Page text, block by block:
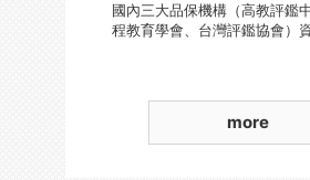
國內三大品保機構（高教評鑑
程教育學會、台灣評鑑協會）
more